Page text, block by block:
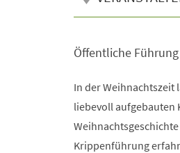
Öffentliche Führung
In der Weihnachtszeit
liebevoll aufgebauten
Krippenführung